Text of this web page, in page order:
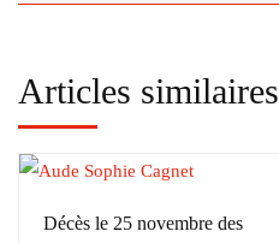
Articles similaires
Décès le 25 novembre des